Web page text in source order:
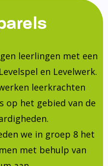
leerlingen met een
en Levelwerk.
leerkrachten
op het gebied van de
we in groep 8 het
met behulp van